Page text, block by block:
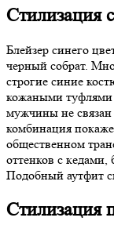
Стилизация
Блейзер синего
черный собрат.
строгие синие
кожаными туфлями
мужчины не связан
комбинация
общественном
оттенков с
Подобный аутфит
Стилизация